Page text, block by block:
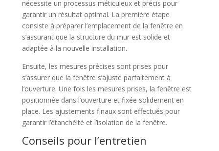
nécessite un processus méticuleux et précis pour
garantir un résultat optimal. La première étape
consiste à préparer l’emplacement de la fenêtre en
s’assurant que la structure du mur est solide et
adaptée à la nouvelle installation.
Ensuite, les mesures précises sont prises pour
s’assurer que la fenêtre s’ajuste parfaitement à
l’ouverture. Une fois les mesures prises, la fenêtre est
positionnée dans l’ouverture et fixée solidement en
place. Les ajustements finaux sont effectués pour
garantir l’étanchéité et l’isolation de la fenêtre.
Conseils pour l’entretien